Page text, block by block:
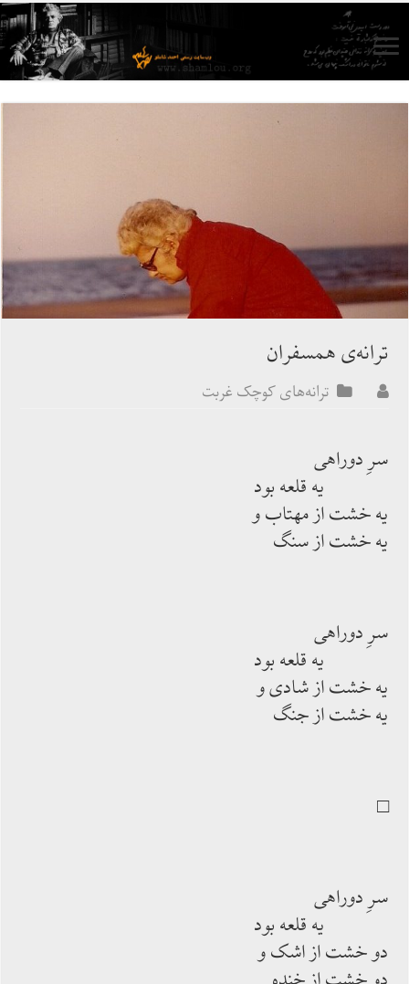
ترانه‌ی همسفران
ترانه‌های کوچک غربت
سرِ دوراهی
یه قلعه بود
یه خشت از مهتاب و
یه خشت از سنگ
سرِ دوراهی
یه قلعه بود
یه خشت از شادی و
یه خشت از جنگ
□
سرِ دوراهی
یه قلعه بود
دو خشت از اشک و